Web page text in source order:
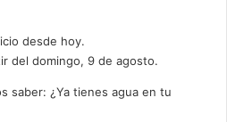
desde hoy.
del domingo, 9 de agosto.
saber: ¿Ya tienes agua en tu